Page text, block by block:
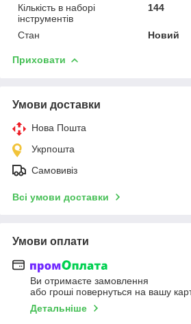
Кількість в наборі
інструментів
144
Стан Новий
Приховати
Умови доставки
Нова Пошта
Укрпошта
Самовивіз
Всі умови доставки
Умови оплати
Ви отримаєте замовлення
або гроші повернуться на вашу
Детальніше